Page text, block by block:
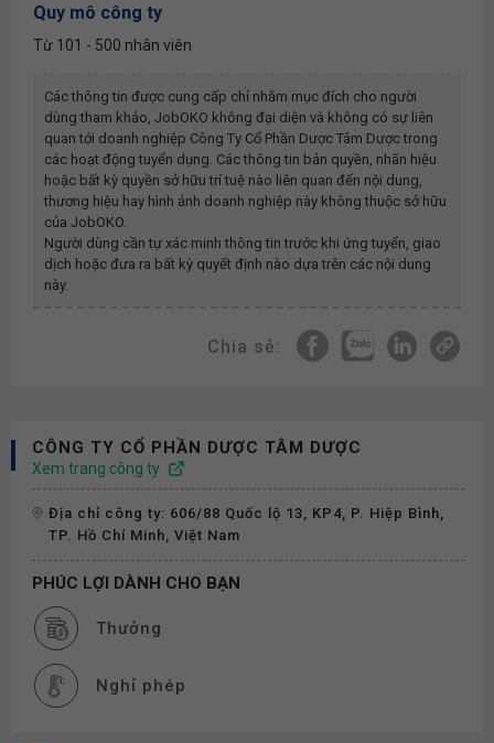
Quy mô công ty
Từ 101 - 500 nhân viên
Các thông tin được cung cấp chỉ nhằm mục đích cho người
dùng tham khảo, JobOKO không đại diện và không có sự liên
quan tới doanh nghiệp Công Ty Cổ Phần Dược Tâm Dượctrong
các hoạt động tuyển dụng. Các thông tin bản quyền, nhãn hiệu
hoặc bất kỳ quyền sở hữu trí tuệ nào liên quan đến nội dung,
thương hiệu hay hình ảnh doanh nghiệp này không thuộc sở hữu
của JobOKO.
Người dùng cần tự xác minh thông tin trước khi ứng tuyển, giao
dịch hoặc đưa ra bất kỳ quyết định nào dựa trên các nội dung
này.
Chia sẻ:
CÔNG TY CỔ PHẦN DƯỢC TÂM DƯỢC
Xem trang công ty
Địa chỉ công ty: 606/88 Quốc lộ 13, KP4, P. Hiệp Bình,
TP. Hồ Chí Minh, Việt Nam
PHÚC LỢI DÀNH CHO BẠN
Thưởng
Nghỉ phép